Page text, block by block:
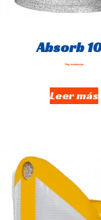
Absorb
Hay existencias
Leer más